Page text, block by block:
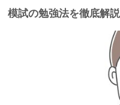
模試の勉強法を徹底解